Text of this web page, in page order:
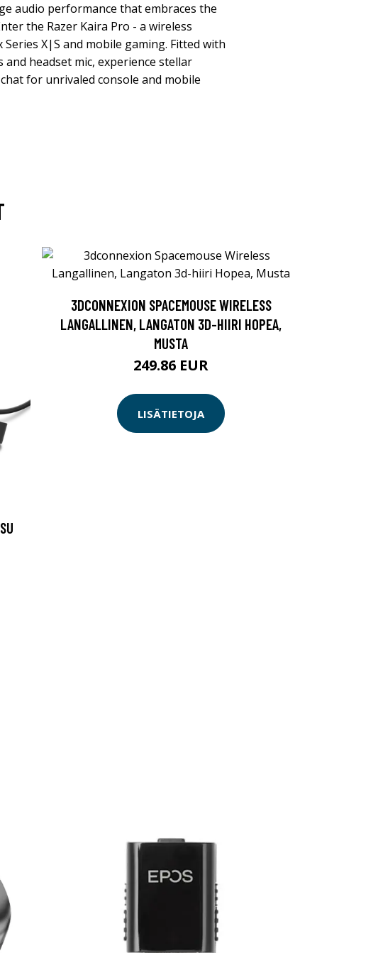
audio performance that embraces the
the Razer Kaira Pro - a wireless
Series X|S and mobile gaming. Fitted with
headset mic, experience stellar
for unrivaled console and mobile
3DCONNEXION SPACEMOUSE WIRELESS
LANGALLINEN, LANGATON 3D-HIIRI HOPEA,
MUSTA
249.86 EUR
LISÄTIETOJA